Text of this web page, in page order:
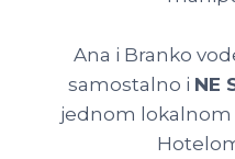
Ana i Branko
samostalno i NE
jednom